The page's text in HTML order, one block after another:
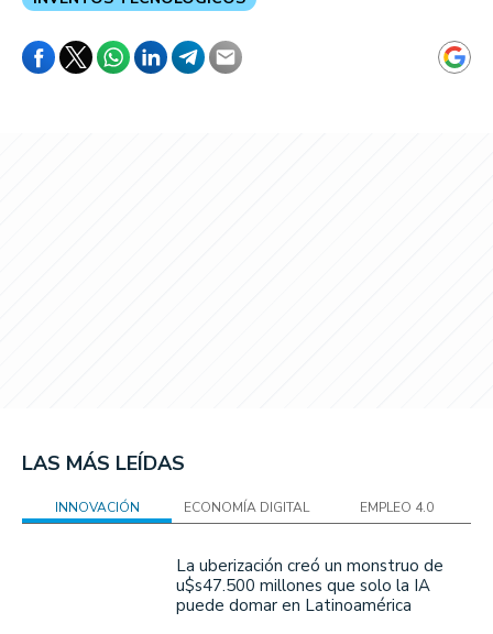
LAS MÁS LEÍDAS
INNOVACIÓN ECONOMÍA DIGITAL EMPLEO 4.0
La uberización creó un monstruo de
u$s47.500 millones que solo la IA
puede domar en Latinoamérica